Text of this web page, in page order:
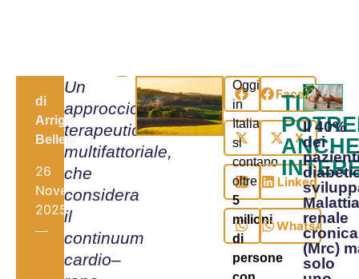
di
Arrigo
Bellelli
26
Novembre,
2025
Un
approccio
terapeutico
multifattoriale,
che
considera
il
continuum
cardio–
Oggi
in
Italia
si
contano
oltre
5
milioni
di
persone
Facebook
X
LinkedIn
WhatsApp
TI
ANCHE
Il 40%
dei
Malattia
renale
cronica
(Mrc)
solo